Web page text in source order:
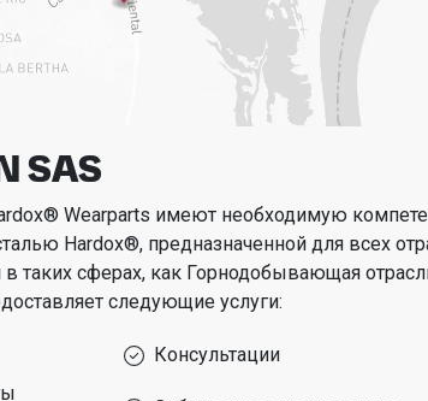
SAS
Wearparts имеют необходимую
Hardox®, предназначенной для всех
таких сферах, как Горнодобывающая
следующие услуги:
Консультации